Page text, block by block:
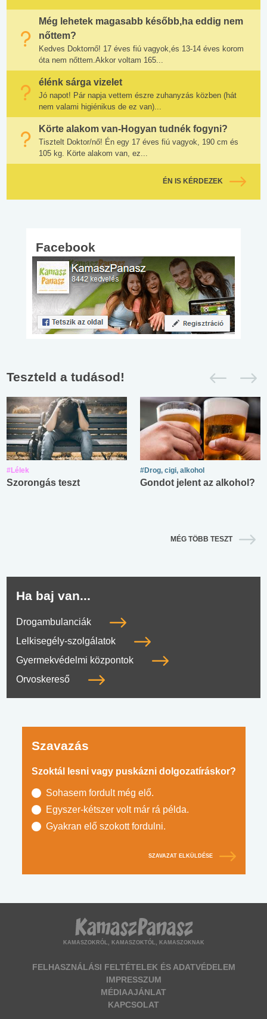
Még lehetek magasabb később,ha eddig nem
nőttem?
Kedves Doktornő! 17 éves fiú vagyok,és 13-14 éves korom
óta nem nőttem.Akkor voltam 165...
élénk sárga vizelet
Jó napot! Pár napja vettem észre zuhanyzás közben (hát
nem valami higiénikus de ez van)...
Körte alakom van-Hogyan tudnék fogyni?
Tisztelt Doktor/nő! Én egy 17 éves fiú vagyok, 190 cm és
105 kg. Körte alakom van, ez...
ÉN IS KÉRDEZEK
Facebook
Teszteld a tudásod!
#Lélek
Szorongás teszt
#Drog, cigi, alkohol
Gondot jelent az alkohol?
MÉG TÖBB TESZT
Ha baj van...
Drogambulanciák
Lelkisegély-szolgálatok
Gyermekvédelmi központok
Orvoskereső
Szavazás
Szoktál lesni vagy puskázni dolgozatíráskor?
Sohasem fordult még elő.
Egyszer-kétszer volt már rá példa.
Gyakran elő szokott fordulni.
SZAVAZAT ELKÜLDÉSE
KAMASZOKRÓL, KAMASZOKTÓL, KAMASZOKNAK
FELHASZNÁLÁSI FELTÉTELEK ÉS ADATVÉDELEM
IMPRESSZUM
MÉDIAAJÁNLAT
KAPCSOLAT